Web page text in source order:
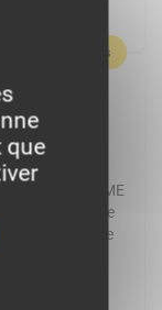
En savoir plus
le rayon
découpe, la PME
une croissance
plus de
et
en GMS.
Pontchâteau
que